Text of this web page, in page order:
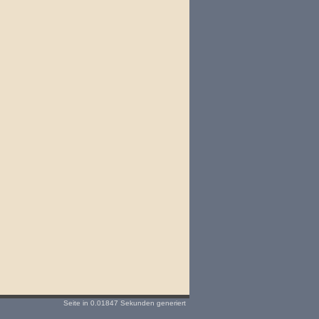
Seite in 0.01847 Sekunden generiert